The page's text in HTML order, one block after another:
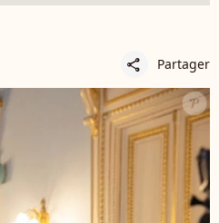
share Partager